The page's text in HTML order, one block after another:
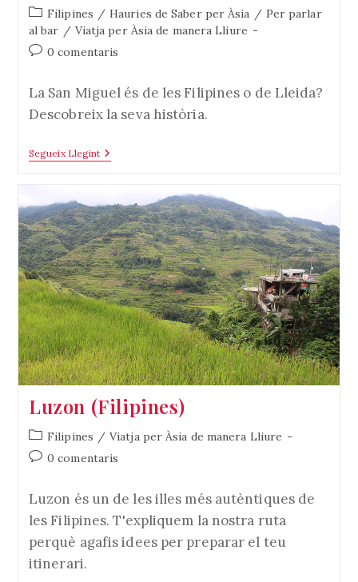
Categoria
de
l'entrada:
Filipines / Hauries de Saber per Àsia / Per parlar
al bar / Viatja per Àsia de manera Lliure
Comentaris
0 comentaris
La San Miguel és de les Filipines o de Lleida?
Descobreix la seva història.
Segueix LlegintCervesa
San
Nostra?
Luzon (Filipines)
Categoria
de
Filipines / Viatja per Àsia de manera Lliure
Comentaris
0 comentaris
Luzon és un de les illes més autèntiques de
les Filipines. T'expliquem la nostra ruta
perquè agafis idees per preparar el teu
itinerari.